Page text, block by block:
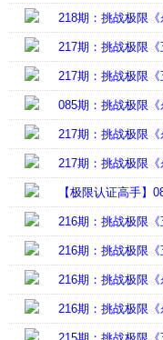
218期：挑战极限《
217期：挑战极限《
217期：挑战极限《
085期：挑战极限《
217期：挑战极限《
217期：挑战极限《
【极限认证高手】
216期：挑战极限《
216期：挑战极限《
216期：挑战极限《
216期：挑战极限《